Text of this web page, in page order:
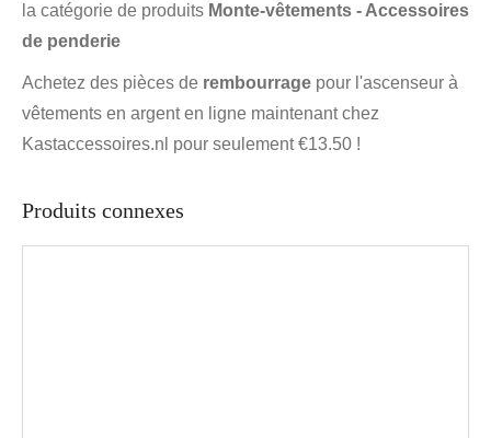
la catégorie de produits Monte-vêtements - Accessoires
de penderie
Achetez des pièces de rembourrage pour l'ascenseur à
vêtements en argent en ligne maintenant chez
Kastaccessoires.nl pour seulement €13.50 !
Produits connexes